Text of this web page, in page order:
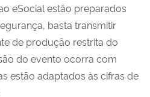
eSocial estão preparados
basta transmitir
de produção restrita do
do evento ocorra com
estão adaptados às cifras de